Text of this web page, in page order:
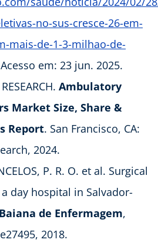
no-sus-cresce-26-em-
mais-de-1-3-milhao-de-
em: 23 jun. 2025.
Ambulatory
Market Size, Share &
Report. San Francisco, CA:
2024.
P. R. O. et al. Surgical
day hospital in Salvador-
de Enfermagem,
2018.